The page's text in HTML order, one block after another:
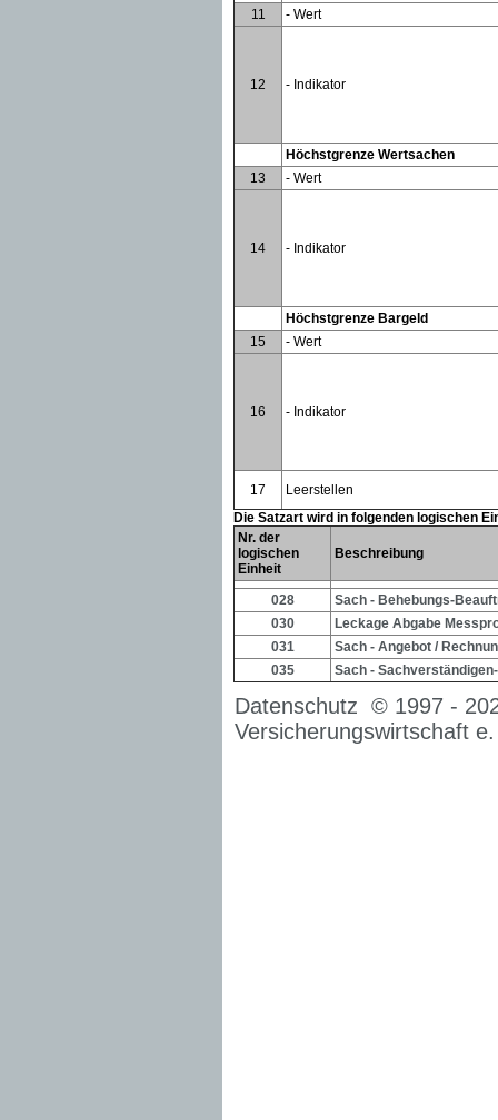
11
- Wert
12 - Indikator
Höchstgrenze Wertsachen
13
- Wert
14 - Indikator
Höchstgrenze Bargeld
15
- Wert
16 - Indikator
17
Leerstellen
Die Satzart wird in folgenden logischen
Nr. der
logischen
Einheit
Beschreibung
028
Sach - Behebungs-
030
Leckage Abgabe
031
Sach - Angebot /
035
Sach -
Datenschutz © 1997 -
Versicherungswirtschaft e.